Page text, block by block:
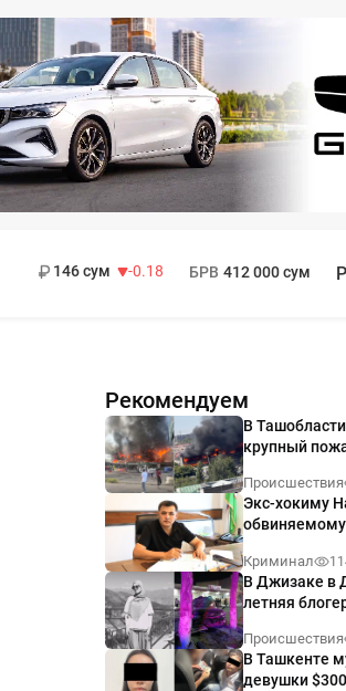
146 сум
-0.18
БРВ 412 000 сум
Рекомендуем
В
крупный
Происшествия
Экс-хокиму
приговор
Криминал
В Джизаке в
летняя
Происшествия
В Ташкенте
девушки